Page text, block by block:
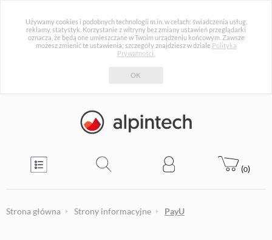
Używamy cookies i podobnych technologii m.in. w celach: świadczenia usług,
reklamy, statystyk. Korzystanie z witryny bez zmiany ustawień przeglądarki
oznacza, że będą one umieszczane w Twoim urządzeniu końcowym. Zawsze
możesz zmienić te ustawienia; szczegóły znajdziesz w dziale Polityka
Prywatności.
OK
(0)
Strona główna Strony informacyjne PayU